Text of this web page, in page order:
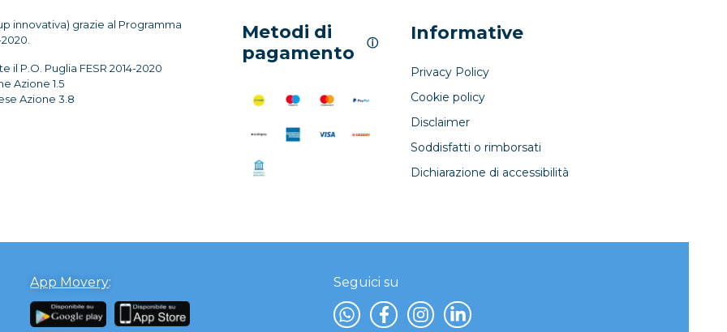
innovativa) grazie al Programma
P.O. Puglia FESR 2014-2020
Azione 1.5
Azione 3.8
Metodi di
pagamento
ⓘ Informative
Privacy Policy
Cookie policy
Disclaimer
Soddisfatti o rimborsati
Dichiarazione di accessibilità
App Movery: Seguici su